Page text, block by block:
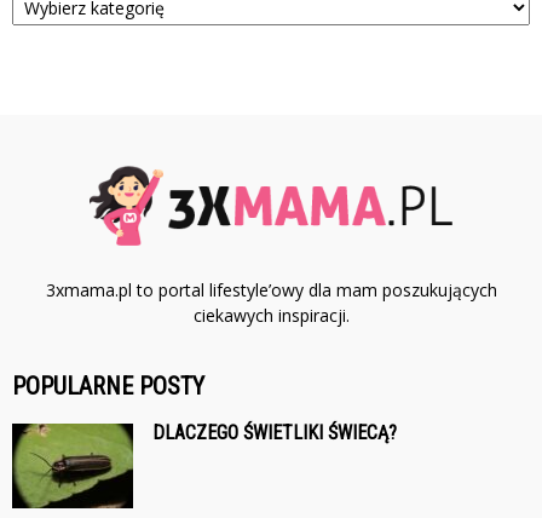
3xmama.pl to portal lifestyle’owy dla mam poszukujących
ciekawych inspiracji.
POPULARNE POSTY
DLACZEGO ŚWIETLIKI ŚWIECĄ?